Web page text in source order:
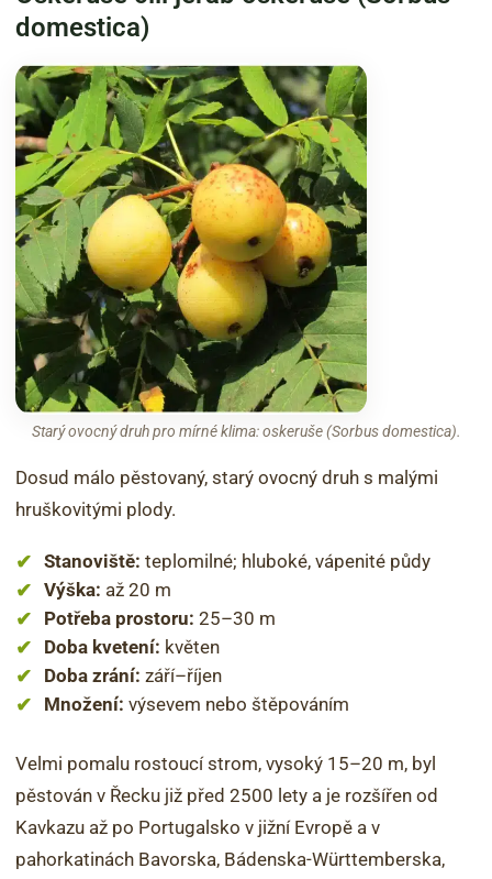
domestica)
Starý ovocný druh pro mírné klima: oskeruše (Sorbus domestica).
Dosud málo pěstovaný, starý ovocný druh s malými
hruškovitými plody.
Stanoviště: teplomilné; hluboké, vápenité půdy
Výška: až 20 m
Potřeba prostoru: 25–30 m
Doba kvetení: květen
Doba zrání: září–říjen
Množení: výsevem nebo štěpováním
Velmi pomalu rostoucí strom, vysoký 15–20 m, byl
pěstován v Řecku již před 2500 lety a je rozšířen od
Kavkazu až po Portugalsko v jižní Evropě a v
pahorkatinách Bavorska, Bádenska-Württemberska,